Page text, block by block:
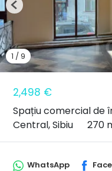
2,498 €
Spațiu comercial de
Central, Sibiu
270
1 / 9
Previous
WhatsApp